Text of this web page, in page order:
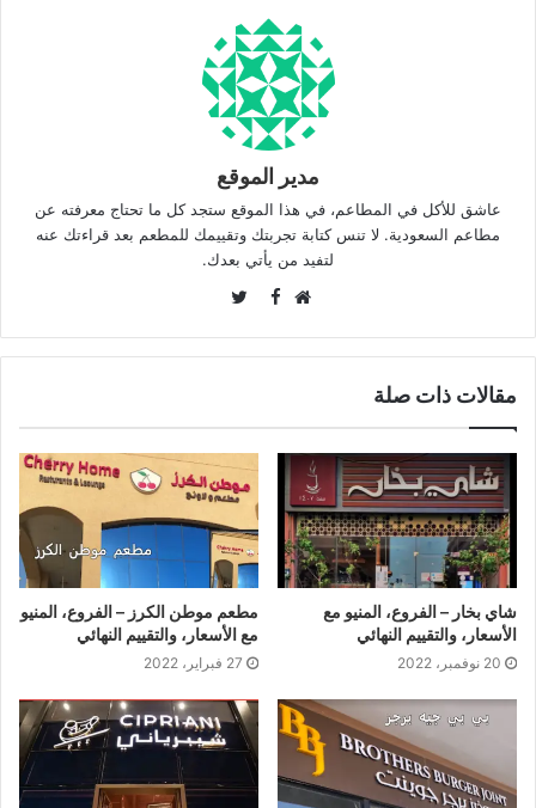
مدير الموقع
عاشق للأكل في المطاعم، في هذا الموقع ستجد كل ما تحتاج معرفته عن
مطاعم السعودية. لا تنس كتابة تجربتك وتقييمك للمطعم بعد قراءتك عنه
لتفيد من يأتي بعدك.
Facebook
مقالات ذات صلة
شاي بخار – الفروع، المنيو مع
الأسعار، والتقييم النهائي
20 نوفمبر، 2022
مطعم موطن الكرز – الفروع، المنيو
مع الأسعار، والتقييم النهائي
27 فبراير، 2022